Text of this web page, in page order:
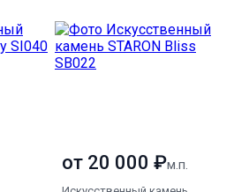
от 20 000 ₽м.п.